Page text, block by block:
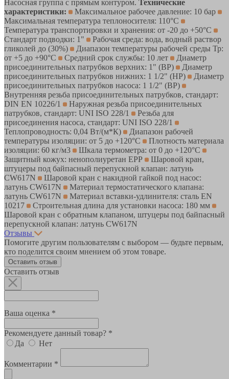
Насосная группа с прямым контуром. Технические
характеристики:
Максимальное рабочее давление: 10 бар
Максимальная температура теплоносителя: 110°С
Температура транспортировки и хранения: от -20 до +50°С
Стандарт подводки: 1"
Рабочая среда: вода, водный раствор
гликолей до (30%)
Диапазон температуры рабочей среды Тр:
от +5 до +90°С
Средний срок службы: 10 лет
Диаметр
присоединительных патрубков верхних: 1" (ВР)
Диаметр
присоединительных патрубков нижних: 1 1/2" (НР)
Диаметр
присоединительных патрубков насоса: 1 1/2" (ВР)
Внутренняя резьба присоединительных патрубков, стандарт:
DIN EN 10226/1
Наружная резьба присоединительных
патрубков, стандарт: UNI ISO 228/1
Резьба для
присоединения насоса, стандарт: UNI ISO 228/1
Теплопроводность: 0,04 Вт/(м*К)
Диапазон рабочей
температуры изоляции: от 5 до +120°С
Плотность материала
изоляции: 60 кг/м3
Шкала термометра: от 0 до +120°С
Защитный кожух: ненополиуретан ЕРР
Шаровой кран,
штуцеры под байпасный перепускной клапан: латунь
CW617N
Шаровой кран с накидной гайкой под насос:
латунь CW617N
Материал термостатического клапана:
латунь CW617N
Материал вставки-удлинителя: сталь EN
10217
Строительная длина для установки насоса: 180 мм
Шаровой кран с обратным клапаном, штуцеры под байпасный
перепускной клапан: латунь CW617N
Отзывы
Помогите другим пользователям с выбором — будьте первым,
кто поделится своим мнением об этом товаре.
Оставить отзыв
Оставить отзыв
Ваша оценка *
Рекомендуете данный товар? *
Да
Нет
Комментарии *